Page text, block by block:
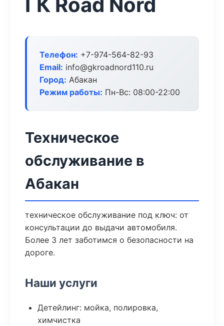
Телефон: +7-974-564-82-93
Email: info@gkroadnord110.ru
Город: Абакан
Режим работы: Пн-Вс: 08:00-22:00
Техническое
обслуживание в
Абакан
техническое обслуживание под ключ: от
консультации до выдачи автомобиля.
Более 3 лет заботимся о безопасности на
дороге.
Наши услуги
Детейлинг: мойка, полировка,
химчистка